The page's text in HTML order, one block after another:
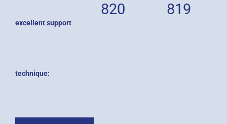
excellent support
technique:
820
819